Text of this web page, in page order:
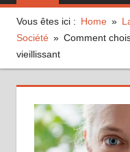
Vous êtes ici : Home
Société
Comment
vieillissant